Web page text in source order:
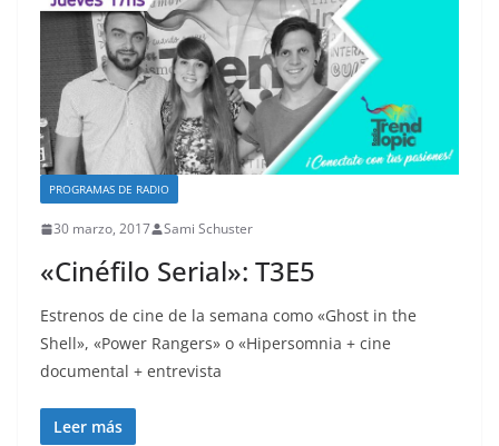
PROGRAMAS DE RADIO
30 marzo, 2017 Sami Schuster
«Cinéfilo Serial»: T3E5
Estrenos de cine de la semana como «Ghost in the
Shell», «Power Rangers» o «Hipersomnia + cine
documental + entrevista
Leer más